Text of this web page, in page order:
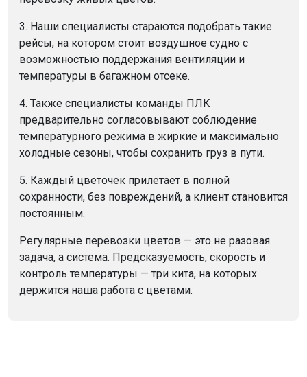
3. Наши специалисты стараются подобрать такие
рейсы, на котором стоит воздушное судно с
возможностью поддержания вентиляции и
температуры в багажном отсеке.
4. Также специалисты команды ПЛК
предварительно согласовывают соблюдение
температурного режима в жиркие и максимально
холодные сезоны, чтобы сохранить груз в пути.
5. Каждый цветочек прилетает в полной
сохранности, без повреждений, а клиент становится
постоянным.
Регулярные перевозки цветов — это не разовая
задача, а система. Предсказуемость, скорость и
контроль температуры — три кита, на которых
держится наша работа с цветами.